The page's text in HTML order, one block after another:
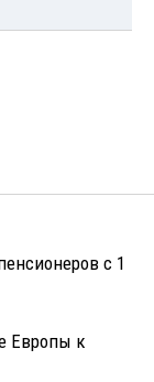
с 1
Европы к